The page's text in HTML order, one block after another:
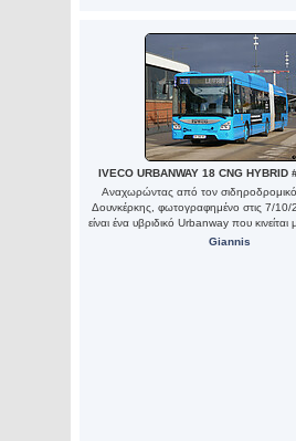
IVECO URBANWAY 18 CNG HYBRID
Αναχωρώντας από τον
Δουνκέρκης, φωτογραφημένο στις 7/10/
είναι ένα υβριδικό Urbanway που κινείται
Giannis